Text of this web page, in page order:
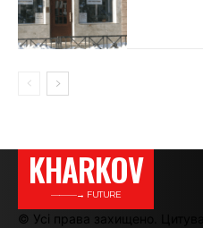
KHARKOV
———→ FUTURE
© Усі права захищено.